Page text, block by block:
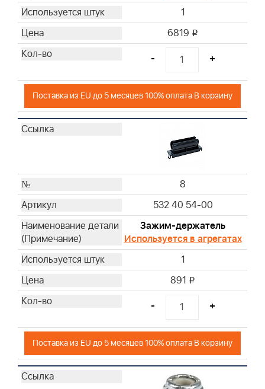
1
6819 i
- +
Поставка из EU до 5 месяцев 100% оплата В корзину
8
532 40 54-00
Зажим-держатель
Используется в агрегатах
1
891 i
- +
Поставка из EU до 5 месяцев 100% оплата В корзину